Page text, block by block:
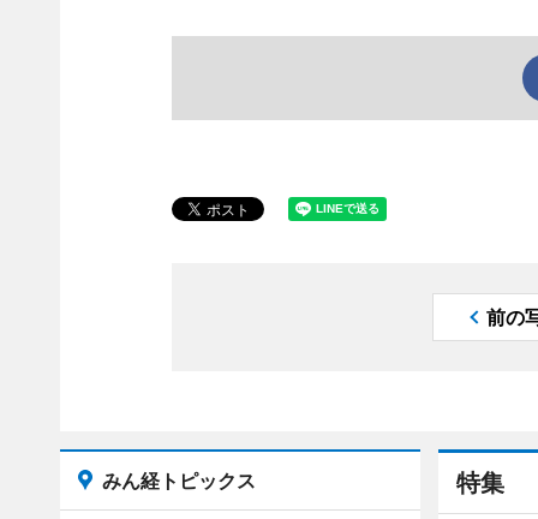
前の
特集
みん経トピックス